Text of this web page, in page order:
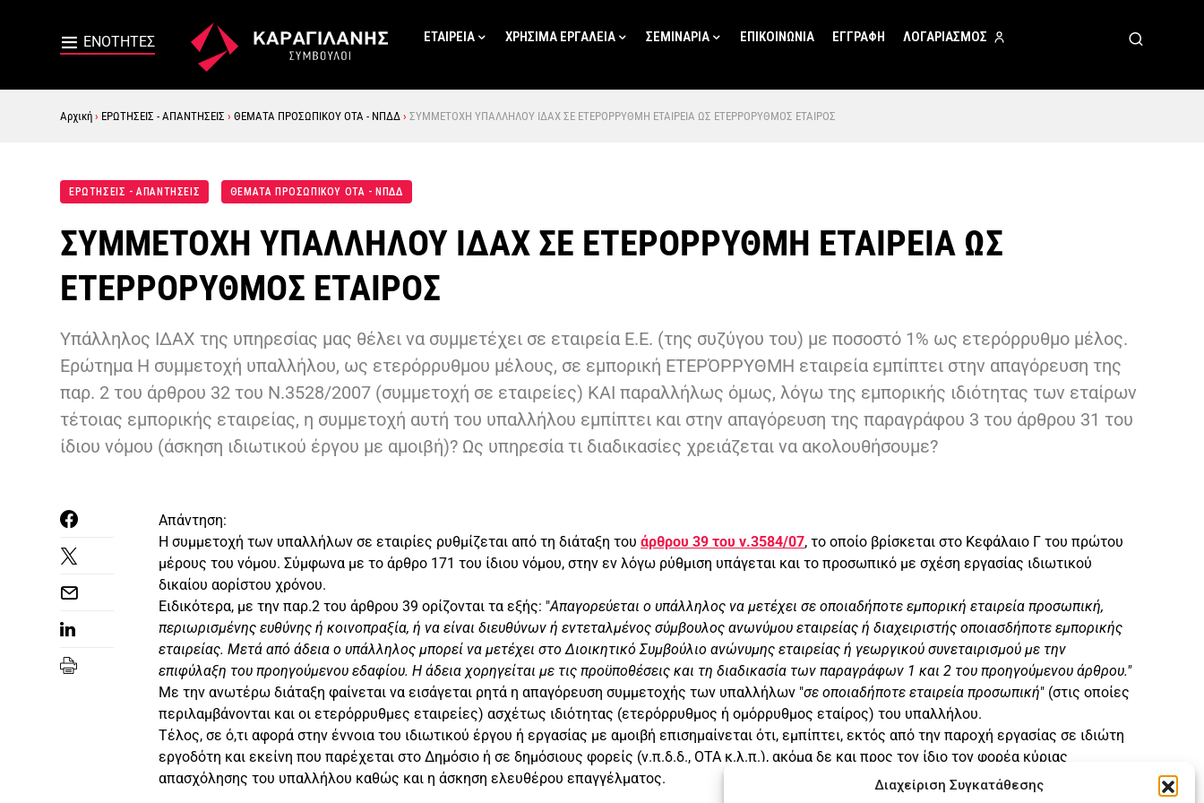
Διαχείριση Συγκατάθεσης
ΕΤΑΙΡΕΙΑ ΧΡΗΣΙΜΑ ΕΡΓΑΛΕΙΑ ΣΕΜΙΝΑΡΙΑ ΕΠΙΚΟΙΝΩΝΙΑ ΕΓΓΡΑΦΗ ΛΟΓΑΡΙΑΣΜΟΣ
Αρχική › ΕΡΩΤΗΣΕΙΣ - ΑΠΑΝΤΗΣΕΙΣ › ΘΕΜΑΤΑ ΠΡΟΣΩΠΙΚΟΥ ΟΤΑ - ΝΠΔΔ › ΣΥΜΜΕΤΟΧΗ ΥΠΑΛΛΗΛΟΥ ΙΔΑΧ ΣΕ ΕΤΕΡΟΡΡΥΘΜΗ ΕΤΑΙΡΕΙΑ ΩΣ ΕΤΕΡΡΟΡΥΘΜΟΣ ΕΤΑΙΡΟΣ
ΕΡΩΤΗΣΕΙΣ - ΑΠΑΝΤΗΣΕΙΣ ΘΕΜΑΤΑ ΠΡΟΣΩΠΙΚΟΥ ΟΤΑ - ΝΠΔΔ
ΣΥΜΜΕΤΟΧΗ ΥΠΑΛΛΗΛΟΥ ΙΔΑΧ ΣΕ ΕΤΕΡΟΡΡΥΘΜΗ ΕΤΑΙΡΕΙΑ ΩΣ
ΕΤΕΡΡΟΡΥΘΜΟΣ ΕΤΑΙΡΟΣ
Υπάλληλος ΙΔΑΧ της υπηρεσίας μας θέλει να συμμετέχει σε εταιρεία Ε.Ε. (της συζύγου του) με ποσοστό 1% ως ετερόρρυθμο μέλος.
Ερώτημα Η συμμετοχή υπαλλήλου, ως ετερόρρυθμου μέλους, σε εμπορική ΕΤΕΡΌΡΡΥΘΜΗ εταιρεία εμπίπτει στην απαγόρευση της
παρ. 2 του άρθρου 32 του Ν.3528/2007 (συμμετοχή σε εταιρείες) ΚΑΙ παραλλήλως όμως, λόγω της εμπορικής ιδιότητας των εταίρων
τέτοιας εμπορικής εταιρείας, η συμμετοχή αυτή του υπαλλήλου εμπίπτει και στην απαγόρευση της παραγράφου 3 του άρθρου 31 του
ίδιου νόμου (άσκηση ιδιωτικού έργου με αμοιβή)? Ως υπηρεσία τι διαδικασίες χρειάζεται να ακολουθήσουμε?
Απάντηση:
Η συμμετοχή των υπαλλήλων σε εταιρίες ρυθμίζεται από τη διάταξη του άρθρου 39 του ν.3584/07, το οποίο βρίσκεται στο Κεφάλαιο Γ του πρώτου
μέρους του νόμου. Σύμφωνα με το άρθρο 171 του ίδιου νόμου, στην εν λόγω ρύθμιση υπάγεται και το προσωπικό με σχέση εργασίας ιδιωτικού
δικαίου αορίστου χρόνου.
Ειδικότερα, με την παρ.2 του άρθρου 39 ορίζονται τα εξής: "Απαγορεύεται ο υπάλληλος να μετέχει σε οποιαδήποτε εμπορική εταιρεία προσωπική,
περιωρισμένης ευθύνης ή κοινοπραξία, ή να είναι διευθύνων ή εντεταλμένος σύμβουλος ανωνύμου εταιρείας ή διαχειριστής οποιασδήποτε εμπορικής
εταιρείας. Μετά από άδεια ο υπάλληλος μπορεί να μετέχει στο Διοικητικό Συμβούλιο ανώνυμης εταιρείας ή γεωργικού συνεταιρισμού με την
επιφύλαξη του προηγούμενου εδαφίου. Η άδεια χορηγείται με τις προϋποθέσεις και τη διαδικασία των παραγράφων 1 και 2 του προηγούμενου άρθρου."
Με την ανωτέρω διάταξη φαίνεται να εισάγεται ρητά η απαγόρευση συμμετοχής των υπαλλήλων "σε οποιαδήποτε εταιρεία προσωπική" (στις οποίες
περιλαμβάνονται και οι ετερόρρυθμες εταιρείες) ασχέτως ιδιότητας (ετερόρρυθμος ή ομόρρυθμος εταίρος) του υπαλλήλου.
Τέλος, σε ό,τι αφορά στην έννοια του ιδιωτικού έργου ή εργασίας με αμοιβή επισημαίνεται ότι, εμπίπτει, εκτός από την παροχή εργασίας σε ιδιώτη
εργοδότη και εκείνη που παρέχεται στο Δημόσιο ή σε δημόσιους φορείς (ν.π.δ.δ., ΟΤΑ κ.λ.π.), ακόμα δε και προς τον ίδιο τον φορέα κύριας
απασχόλησης του υπαλλήλου καθώς και η άσκηση ελευθέρου επαγγέλματος.